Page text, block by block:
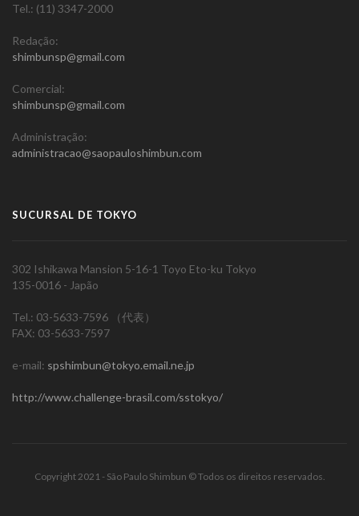
Tel.: (11) 3347-2000
Redação:
shimbunsp@gmail.com
Comercial:
shimbunsp@gmail.com
Administração:
administracao@saopauloshimbun.com
SUCURSAL DE TOKYO
302 Ishikawa Mansion 5-16-1 Toyo Eto-ku Tokyo
135-0016 - Japão
Tel.: 03-5633-7596 （代表）
FAX: 03-5633-7597
e-mail: spshimbun@tokyo.email.ne.jp
http://www.challenge-brasil.com/sstokyo/
Copyright 2021 - São Paulo Shimbun © Todos os direitos reservados.